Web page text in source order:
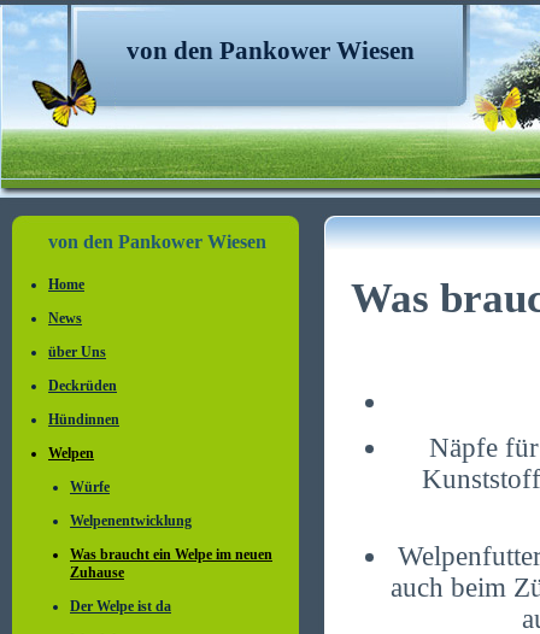
von den Pankower Wiesen
von den Pankower Wiesen
Home
News
über Uns
Deckrüden
Hündinnen
Welpen
Würfe
Welpenentwicklung
Was braucht ein Welpe im neuen
Zuhause
Der Welpe ist da
Was
Näpfe
auch beim